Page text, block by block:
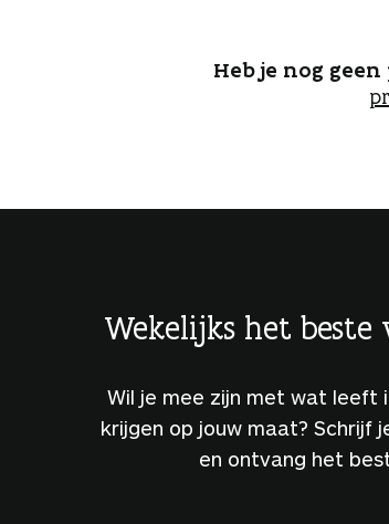
Heb je nog
Wekelijks het beste
Wil je mee zijn met wat leeft
krijgen op jouw maat? Schrijf
en ontvang het